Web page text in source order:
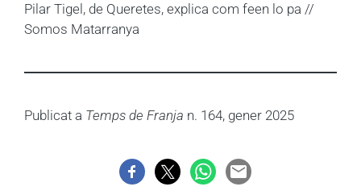
Pilar Tigel, de Queretes, explica com feen lo pa //
Somos Matarranya
Publicat a Temps de Franja n. 164, gener 2025